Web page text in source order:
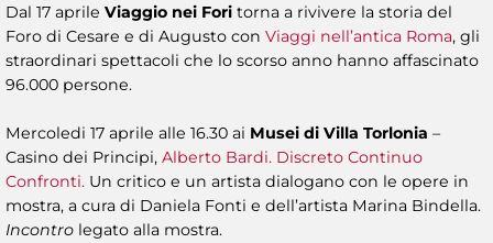
Dal 17 aprile Viaggio nei Fori torna a rivivere la storia del
Foro di Cesare e di Augusto con Viaggi nell’antica Roma, gli
straordinari spettacoli che lo scorso anno hanno affascinato
96.000 persone.
Mercoledi 17 aprile alle 16.30 ai Musei di Villa Torlonia –
Casino dei Principi, Alberto Bardi. Discreto Continuo
Confronti. Un critico e un artista dialogano con le opere in
mostra, a cura di Daniela Fonti e dell’artista Marina Bindella.
Incontro legato alla mostra.